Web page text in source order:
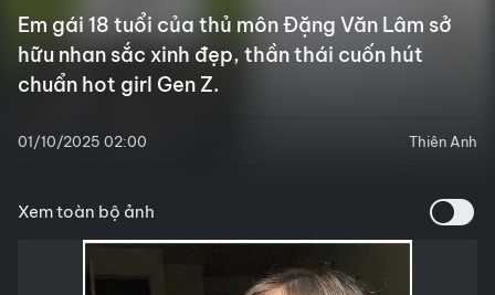
Em gái 18 tuổi của thủ môn Đặng Văn Lâm sở
hữu nhan sắc xinh đẹp, thần thái cuốn hút
chuẩn hot girl Gen Z.
01/10/2025 02:00 Thiên Anh
Xem toàn bộ ảnh